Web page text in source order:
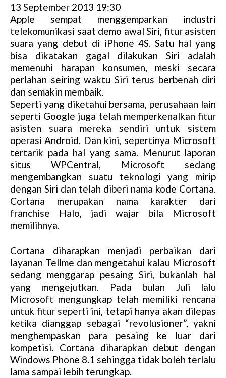
13 September 2013 19:30
Apple sempat menggemparkan industri
telekomunikasi saat demo awal Siri, fitur asisten
suara yang debut di iPhone 4S. Satu hal yang
bisa dikatakan gagal dilakukan Siri adalah
memenuhi harapan konsumen, meski secara
perlahan seiring waktu Siri terus berbenah diri
dan semakin membaik.
Seperti yang diketahui bersama, perusahaan lain
seperti Google juga telah memperkenalkan fitur
asisten suara mereka sendiri untuk sistem
operasi Android. Dan kini, sepertinya Microsoft
tertarik pada hal yang sama. Menurut laporan
situs WPCentral, Microsoft sedang
mengembangkan suatu teknologi yang mirip
dengan Siri dan telah diberi nama kode Cortana.
Cortana merupakan nama karakter dari
franchise Halo, jadi wajar bila Microsoft
memilihnya.
Cortana diharapkan menjadi perbaikan dari
layanan Tellme dan mengetahui kalau Microsoft
sedang menggarap pesaing Siri, bukanlah hal
yang mengejutkan. Pada bulan Juli lalu
Microsoft mengungkap telah memiliki rencana
untuk fitur seperti ini, tetapi hanya akan dilepas
ketika dianggap sebagai “revolusioner”, yakni
menghempaskan para pesaing ke luar dari
kompetisi. Cortana diharapkan debut dengan
Windows Phone 8.1 sehingga tidak boleh terlalu
lama sampai lebih terungkap.